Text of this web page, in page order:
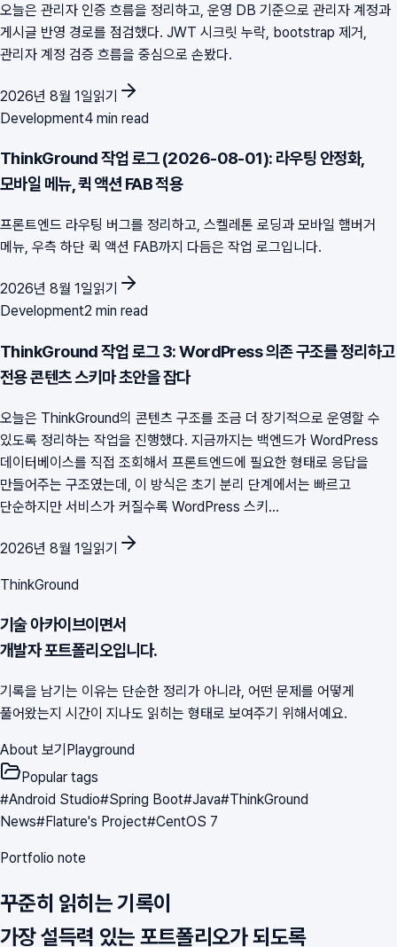
오늘은 관리자 인증 흐름을 정리하고, 운영 DB 기준으로 관리자 계정과
게시글 반영 경로를 점검했다. JWT 시크릿 누락, bootstrap 제거,
관리자 계정 검증 흐름을 중심으로 손봤다.
2026년 8월 1일읽기
Development4 min read
ThinkGround 작업 로그 (2026-08-01): 라우팅 안정화,
모바일 메뉴, 퀵 액션 FAB 적용
프론트엔드 라우팅 버그를 정리하고, 스켈레톤 로딩과 모바일 햄버거
메뉴, 우측 하단 퀵 액션 FAB까지 다듬은 작업 로그입니다.
2026년 8월 1일읽기
Development2 min read
ThinkGround 작업 로그 3: WordPress 의존 구조를 정리하고
전용 콘텐츠 스키마 초안을 잡다
오늘은 ThinkGround의 콘텐츠 구조를 조금 더 장기적으로 운영할 수
있도록 정리하는 작업을 진행했다. 지금까지는 백엔드가 WordPress
데이터베이스를 직접 조회해서 프론트엔드에 필요한 형태로 응답을
만들어주는 구조였는데, 이 방식은 초기 분리 단계에서는 빠르고
단순하지만 서비스가 커질수록 WordPress 스키...
2026년 8월 1일읽기
ThinkGround
기술 아카이브이면서
개발자 포트폴리오입니다.
기록을 남기는 이유는 단순한 정리가 아니라, 어떤 문제를 어떻게
풀어왔는지 시간이 지나도 읽히는 형태로 보여주기 위해서예요.
About 보기Playground
Popular tags
#Android Studio#Spring Boot#Java#ThinkGround
News#Flature's Project#CentOS 7
Portfolio note
꾸준히 읽히는 기록이
가장 설득력 있는 포트폴리오가 되도록